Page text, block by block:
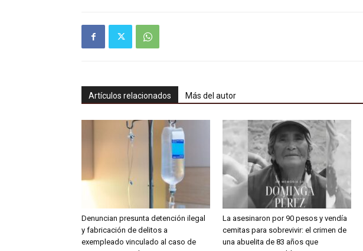
Artículos relacionados Más del autor
Denuncian presunta detención ilegal
y fabricación de delitos a
exempleado vinculado al caso de
La asesinaron por 90 pesos y vendía
cemitas para sobrevivir: el crimen de
una abuelita de 83 años que